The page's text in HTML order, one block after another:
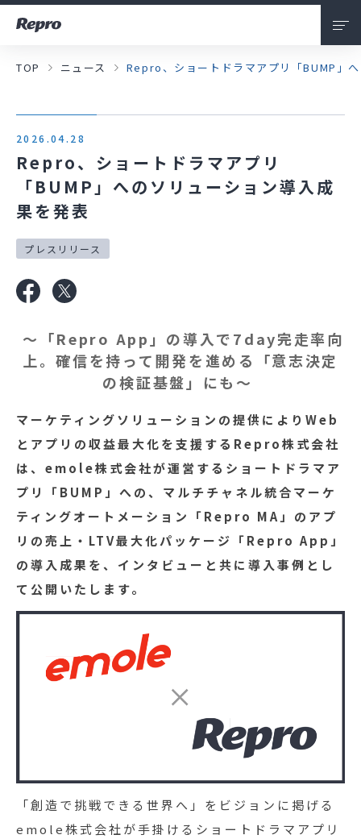
会社情報
私たちについて
サービス
ニュース
採用情報
お問い合わせ
TOP ニュース Repro、ショートドラマアプリ「BUMP」
2026.04.28
Repro、ショートドラマアプリ
「BUMP」へのソリューション導入成
果を発表
プレスリリース
～「Repro App」の導入で7day完走率向
上。確信を持って開発を進める「意志決定
の検証基盤」にも～
マーケティングソリューションの提供によりWeb
とアプリの収益最大化を支援するRepro株式会社
は、emole株式会社が運営するショートドラマア
プリ「BUMP」への、マルチチャネル統合マーケ
ティングオートメーション「Repro MA」のアプ
リの売上・LTV最大化パッケージ「Repro App」
の導入成果を、インタビューと共に導入事例とし
て公開いたします。
「創造で挑戦できる世界へ」をビジョンに掲げる
emole株式会社が手掛けるショートドラマアプリ